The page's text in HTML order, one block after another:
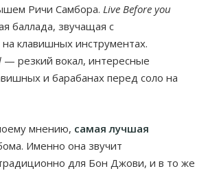
Ричи Самбора. Live Before you
баллада, звучащая с
клавишных инструментах.
— резкий вокал, интересные
и барабанах перед соло на
мнению, самая лучшая
Именно она звучит
для Бон Джови, и в то же